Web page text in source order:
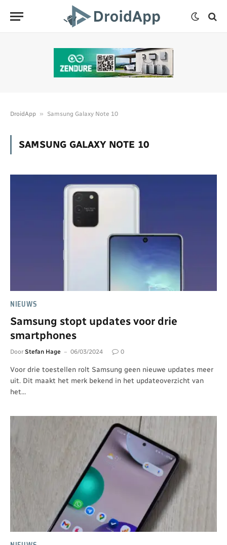
DroidApp » Samsung Galaxy Note 10
SAMSUNG GALAXY NOTE 10
NIEUWS
Samsung stopt updates voor drie
smartphones
Door Stefan Hage 06/03/2024 0
Voor drie toestellen rolt Samsung geen nieuwe updates meer
uit. Dit maakt het merk bekend in het updateoverzicht van
het…